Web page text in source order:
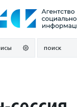
поиск